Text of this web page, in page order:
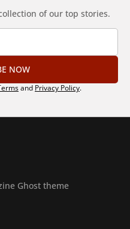
of our top stories.
NOW
and Privacy Policy.
Ghost theme